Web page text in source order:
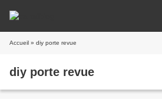
Accueil » diy porte revue
diy porte revue